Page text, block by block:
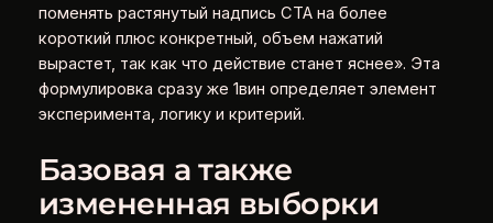
поменять растянутый надпись CTA на более
короткий плюс конкретный, объем нажатий
вырастет, так как что действие станет яснее». Эта
формулировка сразу же 1вин определяет элемент
эксперимента, логику и критерий.
Базовая а также
измененная выборки